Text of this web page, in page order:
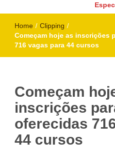
Home / Clipping /
Começam hoje as inscrições
716 vagas para 44 cursos
Começam
inscrições
oferecidas
44 cursos